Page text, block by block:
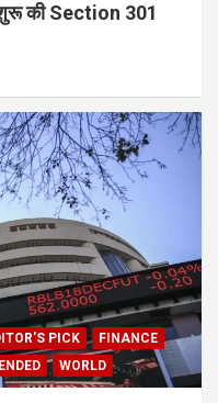
शुरू की Section 301
PICK
FINANCE
WORLD